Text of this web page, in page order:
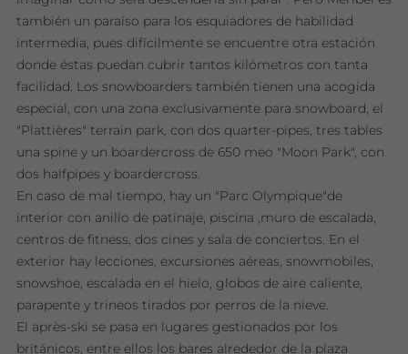
también un paraíso para los esquiadores de habilidad
intermedia, pues difícilmente se encuentre otra estación
donde éstas puedan cubrir tantos kilómetros con tanta
facilidad. Los snowboarders también tienen una acogida
especial, con una zona exclusivamente para snowboard, el
"Plattières" terrain park, con dos quarter-pipes, tres tables
una spine y un boardercross de 650 meo "Moon Park", con
dos halfpipes y boardercross.
En caso de mal tiempo, hay un "Parc Olympique"de
interior con anillo de patinaje, piscina ,muro de escalada,
centros de fitness, dos cines y sala de conciertos. En el
exterior hay lecciones, excursiones aéreas, snowmobiles,
snowshoe, escalada en el hielo, globos de aire caliente,
parapente y trineos tirados por perros de la nieve.
El après-ski se pasa en lugares gestionados por los
británicos, entre ellos los bares alrededor de la plaza